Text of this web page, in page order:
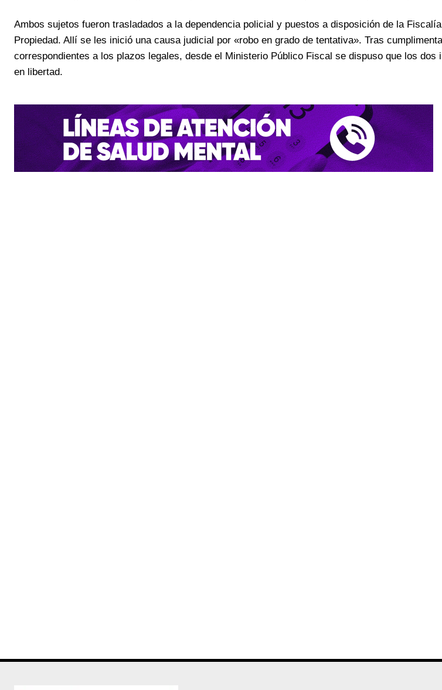
Ambos sujetos fueron trasladados a la dependencia policial y puestos a disposición de la
Propiedad. Allí se les inició una causa judicial por «robo en grado de tentativa». Tras
correspondientes a los plazos legales, desde el Ministerio Público Fiscal se dispuso que los dos
en libertad.